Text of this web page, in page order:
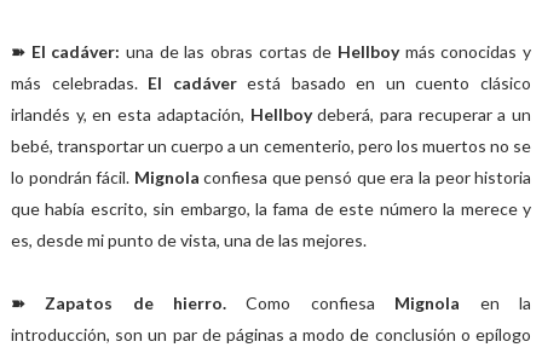
➽ El cadáver: una de las obras cortas de Hellboy más conocidas y
más celebradas. El cadáverestá basado en un cuento clásico
irlandés y, en esta adaptación, Hellboydeberá, para recuperar a un
bebé, transportar un cuerpo a un cementerio, pero los muertos no se
lo pondrán fácil. Mignolaconfiesa que pensó que era la peor historia
que había escrito, sin embargo, la fama de este número la merece y
es, desde mi punto de vista, una de las mejores.
➽ Zapatos de hierro. Como confiesa Mignola en la
introducción, son un par de páginas a modo de conclusión o epílogo